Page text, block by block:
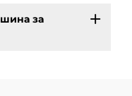
за